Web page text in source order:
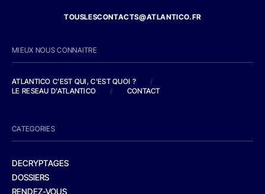
TOUSLESCONTACTS@ATLANTICO.FR
MIEUX NOUS CONNAITRE
ATLANTICO C'EST QUI, C'EST QUOI ?
/
LE RESEAU D'ATLANTICO
/ CONTACT
CATEGORIES
DECRYPTAGES
DOSSIERS
RENDEZ-VOUS